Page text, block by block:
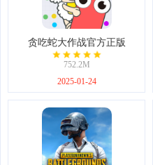
贪吃蛇大作战官方正版
752.2M
2025-01-24